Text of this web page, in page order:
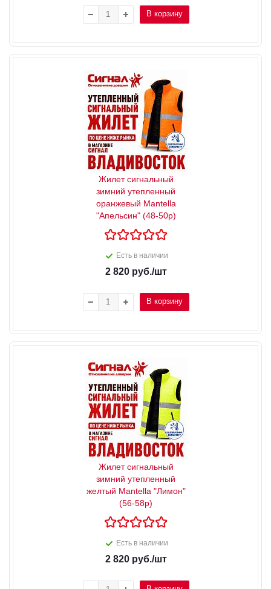
В корзину
Жилет сигнальный
зимний утепленный
оранжевый Mantella
"Апельсин" (48-50р)
Есть в наличии
2 820руб./шт
В корзину
Жилет сигнальный
зимний утепленный
желтый Mantella "Лимон"
(56-58р)
Есть в наличии
2 820руб./шт